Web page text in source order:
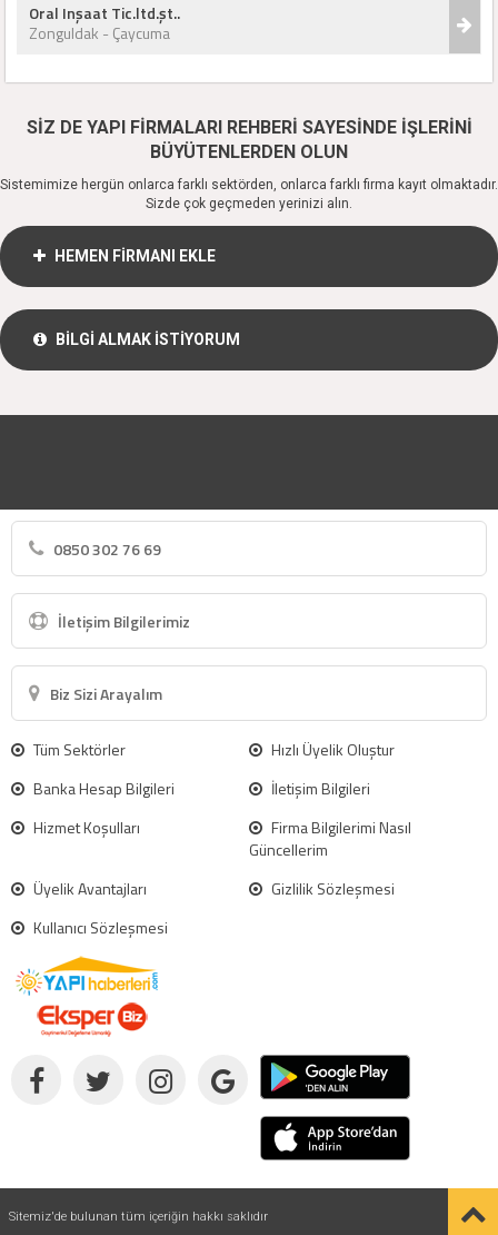
Oral Inşaat Tic.ltd.şt..
Zonguldak - Çaycuma
SİZ DE YAPI FİRMALARI REHBERİ SAYESİNDE İŞLERİNİ
BÜYÜTENLERDEN OLUN
Sistemimize hergün onlarca farklı sektörden, onlarca farklı firma kayıt olmaktadır.
Sizde çok geçmeden yerinizi alın.
HEMEN FİRMANI EKLE
BİLGİ ALMAK İSTİYORUM
0850 302 76 69
İletişim Bilgilerimiz
Biz Sizi Arayalım
Tüm Sektörler
Hızlı Üyelik Oluştur
Banka Hesap Bilgileri
İletişim Bilgileri
Hizmet Koşulları
Firma Bilgilerimi Nasıl
Güncellerim
Üyelik Avantajları
Gizlilik Sözleşmesi
Kullanıcı Sözleşmesi
Sitemiz'de bulunan tüm içeriğin hakkı saklıdır